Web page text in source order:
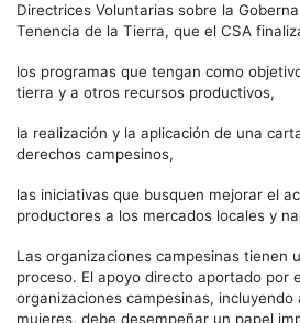
Directrices Voluntarias sobre la
Tenencia de la Tierra, que el CSA
los programas que tengan como
tierra y a otros recursos productivos,
la realización y la aplicación de una
derechos campesinos,
las iniciativas que busquen mejorar el
productores a los mercados locales y
Las organizaciones campesinas tienen
proceso. El apoyo directo aportado por
organizaciones campesinas, incluyendo
mujeres, debe desempeñar un papel